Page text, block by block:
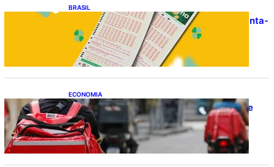
BRASIL
Resultado da Mega-Sena 3041 nesta quinta-
feira (06/08/2026)
ECONOMIA
CAIXA e iFood facilitam financiamento de
motos e bicicletas elétricas para
entregadores